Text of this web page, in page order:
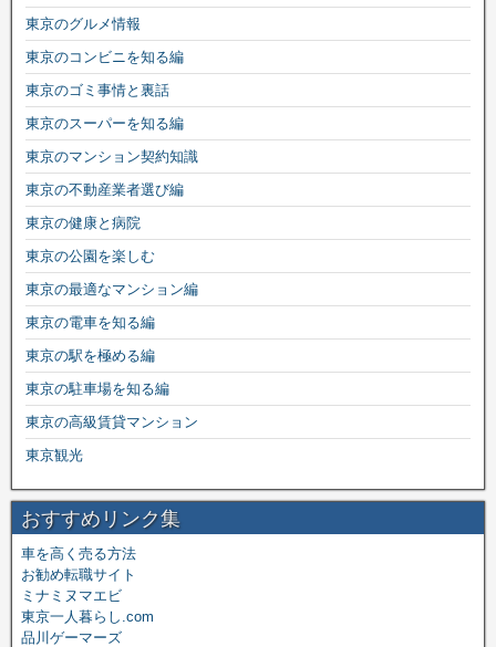
東京のグルメ情報
東京のコンビニを知る編
東京のゴミ事情と裏話
東京のスーパーを知る編
東京のマンション契約知識
東京の不動産業者選び編
東京の健康と病院
東京の公園を楽しむ
東京の最適なマンション編
東京の電車を知る編
東京の駅を極める編
東京の駐車場を知る編
東京の高級賃貸マンション
東京観光
おすすめリンク集
車を高く売る方法
お勧め転職サイト
ミナミヌマエビ
東京一人暮らし.com
品川ゲーマーズ